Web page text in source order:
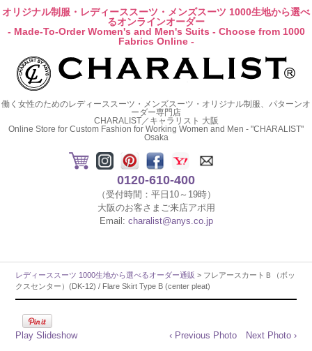
オリジナル制服・レディーススーツ・メンズスーツ 1000生地から選べ
るオンラインオーダー
- Made-To-Order Women's and Men's Suits - Choose from 1000
Fabrics Online -
働く女性のためのレディーススーツ・メンズスーツ・オリジナル制服、パターンオ
ーダー専門店
CHARALIST／キャラリスト 大阪
Online Store for Custom Fashion for Working Women and Men - "CHARALIST"
Osaka
0120-610-400
（受付時間：平日10～19時）
大阪のお客さまご来店アポ用
Email: charalist@anys.co.jp
レディーススーツ 1000生地から選べるオーダー通販 > フレアースカートＢ（ボッ
クスセンター）(DK-12) / Flare Skirt Type B (center pleat)
Play Slideshow ‹ Previous Photo Next Photo ›